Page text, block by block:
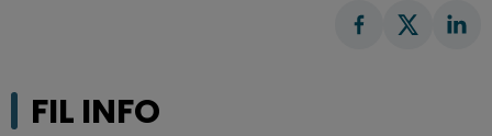
FIL INFO